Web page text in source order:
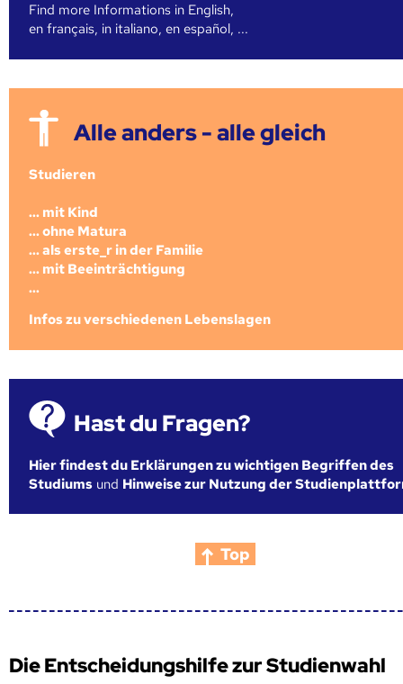
Find more Informations in English,
en français, in italiano, en español, ...
Alle anders - alle gleich
Studieren
... mit Kind
... ohne Matura
... als erste_r in der Familie
... mit Beeinträchtigung
...
Infos zu verschiedenen Lebenslagen
Hast du Fragen?
Hier findest du Erklärungen zu wichtigen Begriffen des
Studiums und Hinweise zur Nutzung der
Top
Die Entscheidungshilfe zur Studienwahl